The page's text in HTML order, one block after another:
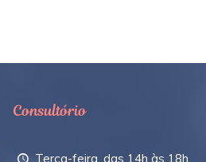
Consultório
Terça-feira, das 14h às 18h